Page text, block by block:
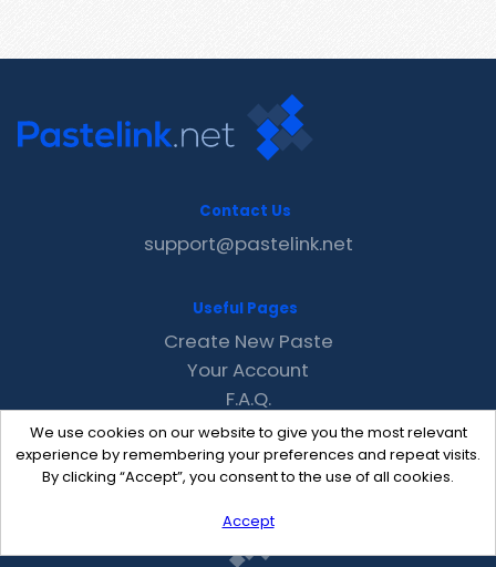
We use cookies on our website to give you the most relevant
experience by remembering your preferences and repeat visits.
By clicking “Accept”, you consent to the use of all cookies.
Accept
Contact Us
support@pastelink.net
Useful Pages
Create New Paste
Your Account
F.A.Q.
Recent
Contact